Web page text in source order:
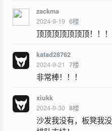
zackma
2024-9-19 6楼
顶顶顶顶顶顶顶！！！
katad28762
2024-9-21 7楼
非常棒！！！
xiukk
2024-9-30 8楼
沙发我没有，板凳我